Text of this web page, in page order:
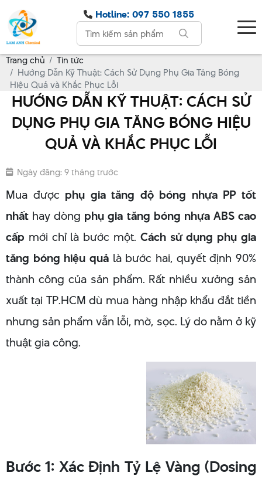
Hotline: 097 550 1855
Trang chủ
Tin tức
Hướng Dẫn Kỹ Thuật: Cách Sử Dụng Phụ Gia Tăng Bóng
Hiệu Quả và Khắc Phục Lỗi
HƯỚNG DẪN KỸ THUẬT: CÁCH SỬ
DỤNG PHỤ GIA TĂNG BÓNG HIỆU
QUẢ VÀ KHẮC PHỤC LỖI
Ngày đăng: 9 tháng trước
Mua được phụ gia tăng độ bóng nhựa PP tốt
nhất hay dòng phụ gia tăng bóng nhựa ABS cao
cấp mới chỉ là bước một. Cách sử dụng phụ gia
tăng bóng hiệu quả là bước hai, quyết định 90%
thành công của sản phẩm. Rất nhiều xưởng sản
xuất tại TP.HCM dù mua hàng nhập khẩu đắt tiền
nhưng sản phẩm vẫn lỗi, mờ, sọc. Lý do nằm ở kỹ
thuật gia công.
Bước 1: Xác Định Tỷ Lệ Vàng (Dosing